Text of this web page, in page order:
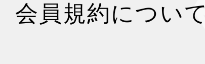
会員規約について